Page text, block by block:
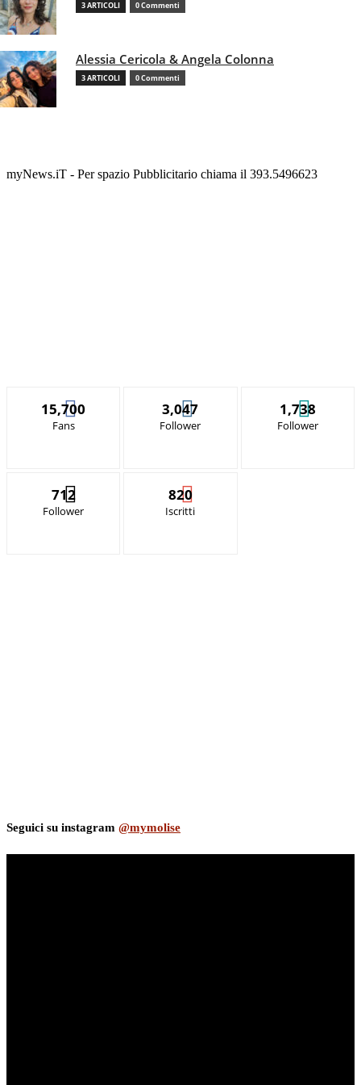
3 ARTICOLI 0 Commenti
Alessia Cericola & Angela Colonna
3 ARTICOLI 0 Commenti
myNews.iT - Per spazio Pubblicitario chiama il 393.5496623
15,700
Fans
3,047
Follower
1,738
Follower
712
Follower
820
Iscritti
Seguici su instagram @mymolise